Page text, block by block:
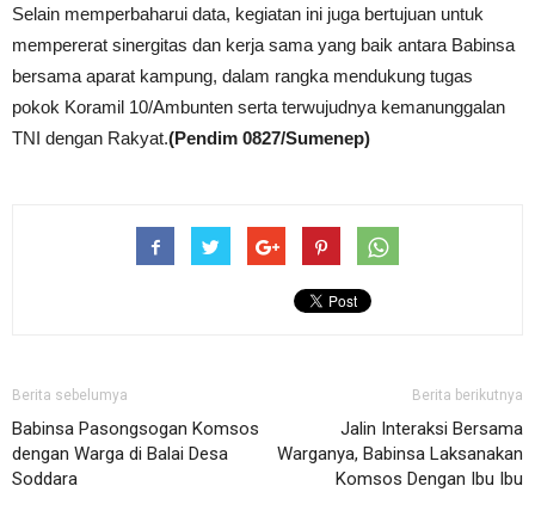
Selain memperbaharui data, kegiatan ini juga bertujuan untuk
mempererat sinergitas dan kerja sama yang baik antara Babinsa
bersama aparat kampung, dalam rangka mendukung tugas
pokok Koramil 10/Ambunten serta terwujudnya kemanunggalan
TNI dengan Rakyat.(Pendim 0827/Sumenep)
Berita sebelumya
Babinsa Pasongsogan Komsos
dengan Warga di Balai Desa
Soddara
Berita berikutnya
Jalin Interaksi Bersama
Warganya, Babinsa Laksanakan
Komsos Dengan Ibu Ibu